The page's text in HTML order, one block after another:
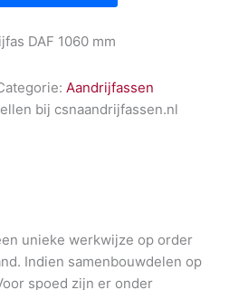
DAF 1060 mm
Aandrijfassen
bij csnaandrijfassen.nl
unieke werkwijze op order
Indien samenbouwdelen op
spoed zijn er onder